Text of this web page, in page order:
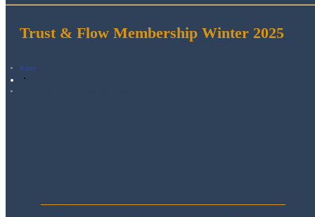
Trust & Flow Membership Winter 2025
Kurse